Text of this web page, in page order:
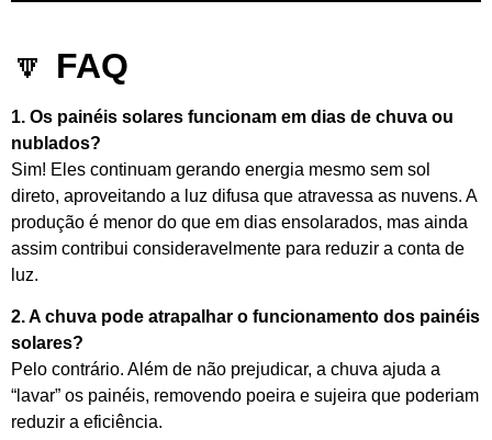
🔽 FAQ
1. Os painéis solares funcionam em dias de chuva ou
nublados?
Sim! Eles continuam gerando energia mesmo sem sol
direto, aproveitando a luz difusa que atravessa as nuvens. A
produção é menor do que em dias ensolarados, mas ainda
assim contribui consideravelmente para reduzir a conta de
luz.
2. A chuva pode atrapalhar o funcionamento dos painéis
solares?
Pelo contrário. Além de não prejudicar, a chuva ajuda a
“lavar” os painéis, removendo poeira e sujeira que poderiam
reduzir a eficiência.